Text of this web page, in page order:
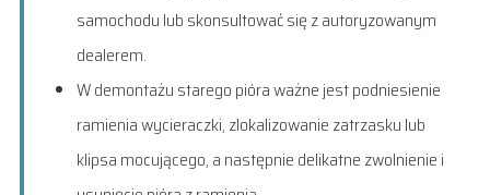
samochodu lub skonsultować się z autoryzowanym
dealerem.
W demontażu starego pióra ważne jest podniesienie
ramienia wycieraczki, zlokalizowanie zatrzasku lub
klipsa mocującego, a następnie delikatne zwolnienie i